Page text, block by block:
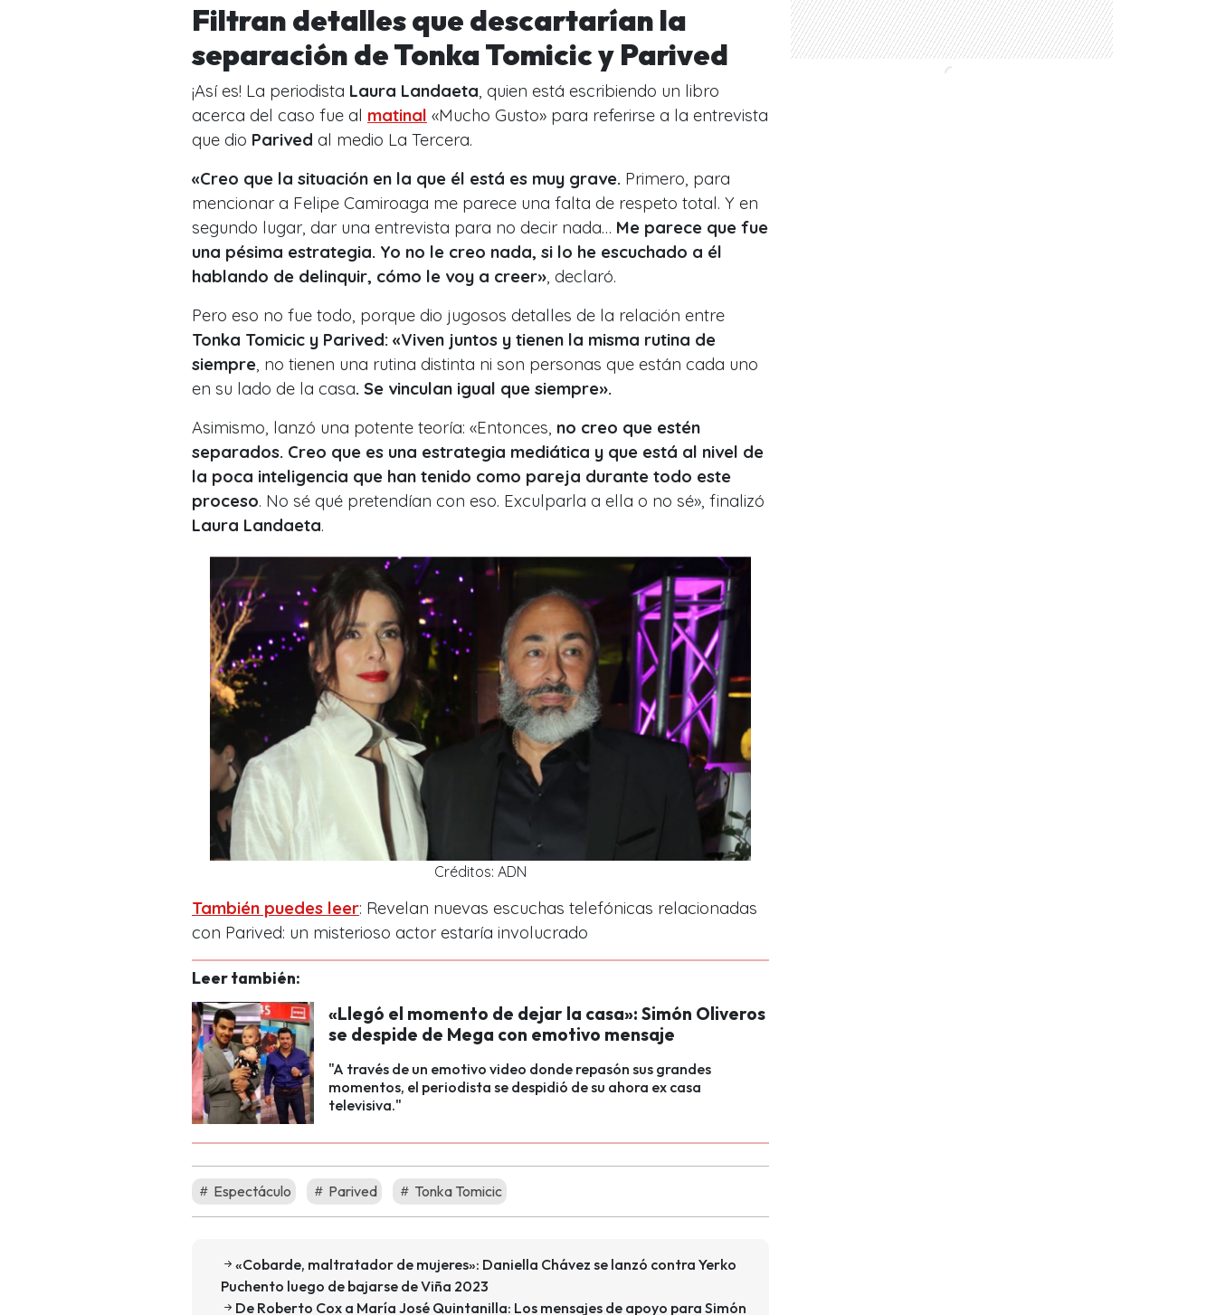
Filtran detalles que descartarían la
separación de Tonka Tomicic y Parived
¡Así es! La periodista Laura Landaeta , quien está escribiendo un libro
acerca del caso fue al matinal «Mucho Gusto» para referirse a la entrevista
que dio Parived al medio La Tercera.
«Creo que la situación en la que él está es muy grave. Primero, para
mencionar a Felipe Camiroaga me parece una falta de respeto total. Y en
segundo lugar, dar una entrevista para no decir nada… Me parece que fue
una pésima estrategia. Yo no le creo nada, si lo he escuchado a él
hablando de delinquir, cómo le voy a creer» , declaró.
Pero eso no fue todo, porque dio jugosos detalles de la relación entre
Tonka Tomicic y Parived: «Viven juntos y tienen la misma rutina de
siempre , no tienen una rutina distinta ni son personas que están cada uno
en su lado de la casa. Se vinculan igual que siempre».
Asimismo, lanzó una potente teoría: «Entonces, no creo que estén
separados. Creo que es una estrategia mediática y que está al nivel de
la poca inteligencia que han tenido como pareja durante todo este
proceso. No sé qué pretendían con eso. Exculparla a ella o no sé», finalizó
Laura Landaeta.
Créditos: ADN
También puedes leer: Revelan nuevas escuchas telefónicas relacionadas
con Parived: un misterioso actor estaría involucrado
Leer también:
«Llegó el momento de dejar la casa»: Simón Oliveros
se despide de Mega con emotivo mensaje
"A través de un emotivo video donde repasón sus grandes
momentos, el periodista se despidió de su ahora ex casa
televisiva."
Espectáculo Parived Tonka Tomicic
«Cobarde, maltratador de mujeres»: Daniella Chávez se lanzó contra Yerko
Puchento luego de bajarse de Viña 2023
De Roberto Cox a María José Quintanilla: Los mensajes de apoyo para Simón